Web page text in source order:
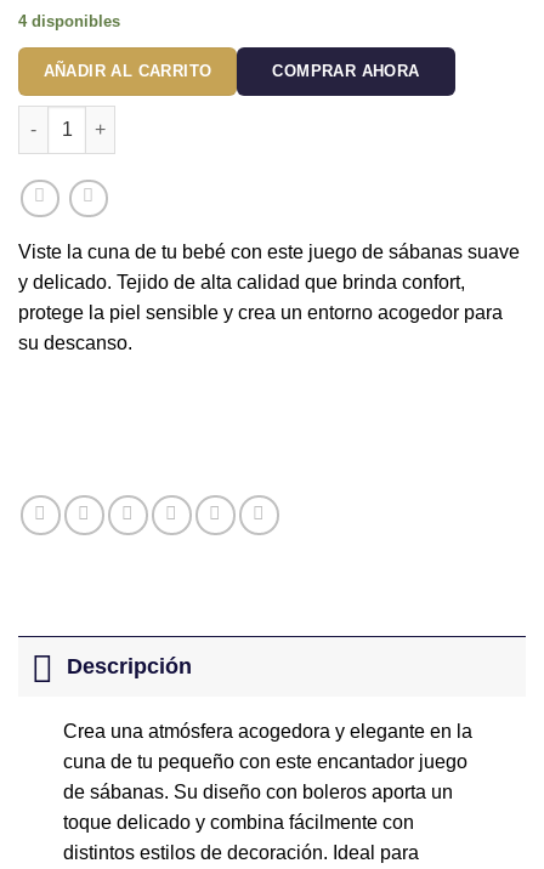
original
era:
$74.900.
actual
es:
$54.900.
4 disponibles
Juego de sábanas azul con boleros para cuna Tipo B (Con
AÑADIR AL CARRITO COMPRAR AHORA
Viste la cuna de tu bebé con este juego de sábanas suave
y delicado. Tejido de alta calidad que brinda confort,
protege la piel sensible y crea un entorno acogedor para
su descanso.
Descripción
Crea una atmósfera acogedora y elegante en la
cuna de tu pequeño con este encantador juego
de sábanas. Su diseño con boleros aporta un
toque delicado y combina fácilmente con
distintos estilos de decoración. Ideal para